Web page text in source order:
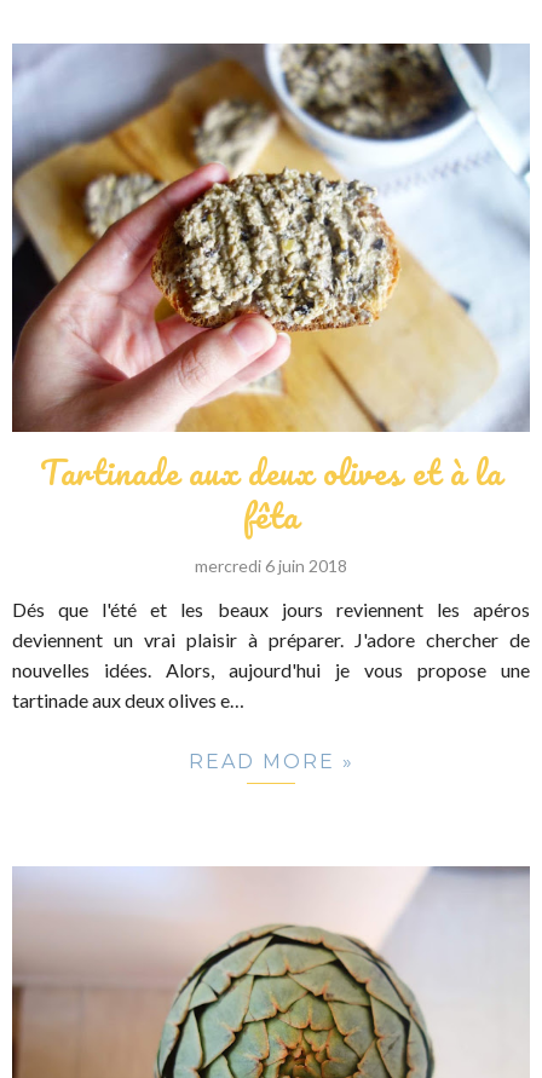
Tartinade aux deux olives et à la
fêta
mercredi 6 juin 2018
Dés que l'été et les beaux jours reviennent les apéros
deviennent un vrai plaisir à préparer. J'adore chercher de
nouvelles idées. Alors, aujourd'hui je vous propose une
tartinade aux deux olives e…
READ MORE »